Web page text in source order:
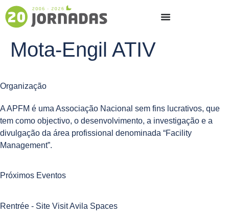
Mota-Engil ATIV
Organização
A APFM é uma Associação Nacional sem fins lucrativos, que
tem como objectivo, o desenvolvimento, a investigação e a
divulgação da área profissional denominada “Facility
Management”.
Próximos Eventos
Rentrée - Site Visit Avila Spaces